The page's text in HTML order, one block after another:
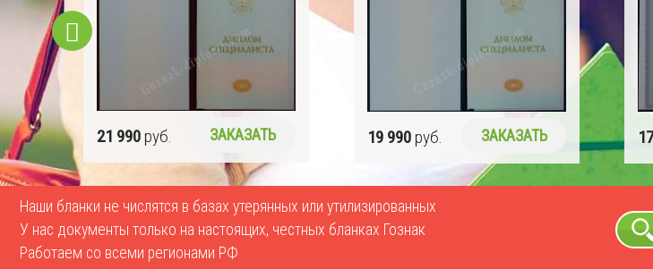
21 990 руб. ЗАКАЗАТЬ 19 990 руб. ЗАКАЗАТЬ
Наши бланки не числятся в базах утерянных или утилизированных
У нас документы только на настоящих, честных бланках Гознак
Работаем со всеми регионами РФ